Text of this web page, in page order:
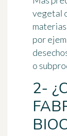
vegetal
por
o
2-